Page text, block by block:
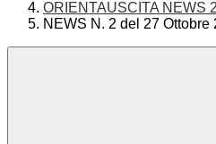
ORIENTAUSCITA NEWS
NEWS N. 2 del 27 Ottobre